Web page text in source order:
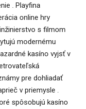
. Playfina
online hry
s filmom
modernému
kasíno vyjsť v
pre dohliadať
v priemysle .
spôsobujú kasíno